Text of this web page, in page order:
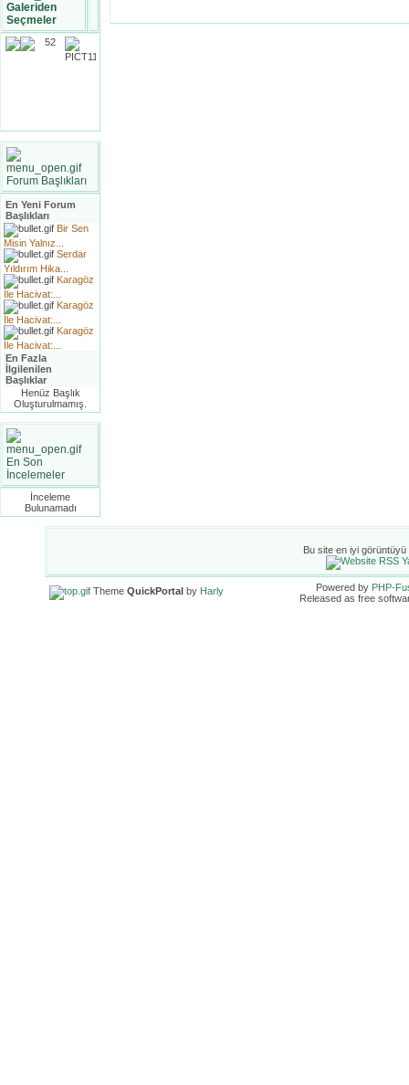
Galeriden
Seçmeler
Forum Başlıkları
En Yeni Forum
Başlıkları
Bir Sen
Misin Yalnız...
Serdar
Yıldırım Hika...
Karagöz
İle Hacivat:...
Karagöz
İle Hacivat:...
Karagöz
İle Hacivat:...
En Fazla
İlgilenilen
Başlıklar
Henüz Başlık
Oluşturulmamış.
En Son
İncelemeler
İnceleme
Bulunamadı
Bu site en iyi görüntüyü
Theme QuickPortal by Harly Powered by PHP-
Released as free